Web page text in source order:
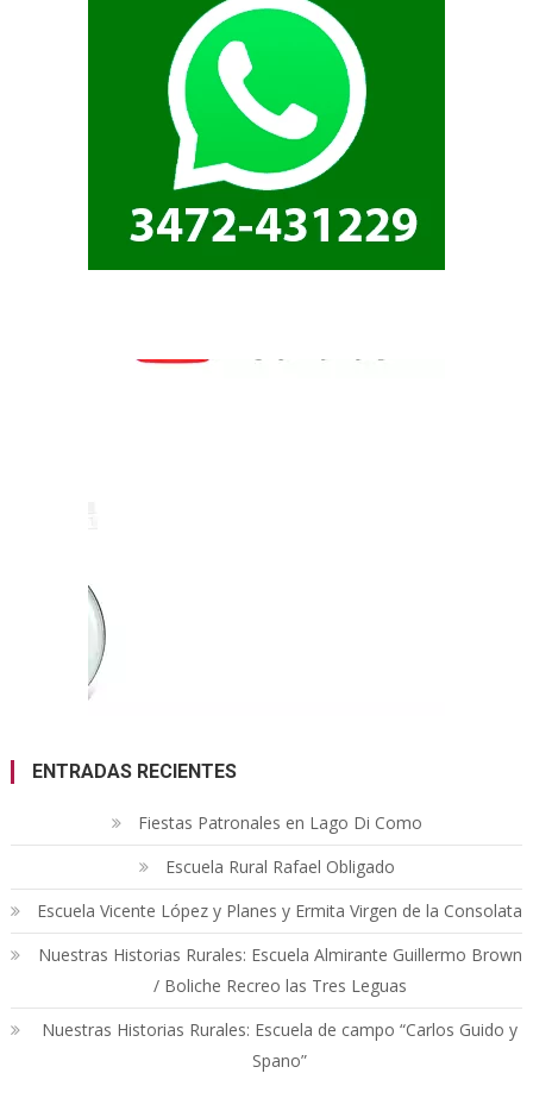
ENTRADAS RECIENTES
Fiestas Patronales en Lago Di Como
Escuela Rural Rafael Obligado
Escuela Vicente López y Planes y Ermita Virgen de la Consolata
Nuestras Historias Rurales: Escuela Almirante Guillermo Brown
/ Boliche Recreo las Tres Leguas
Nuestras Historias Rurales: Escuela de campo “Carlos Guido y
Spano”